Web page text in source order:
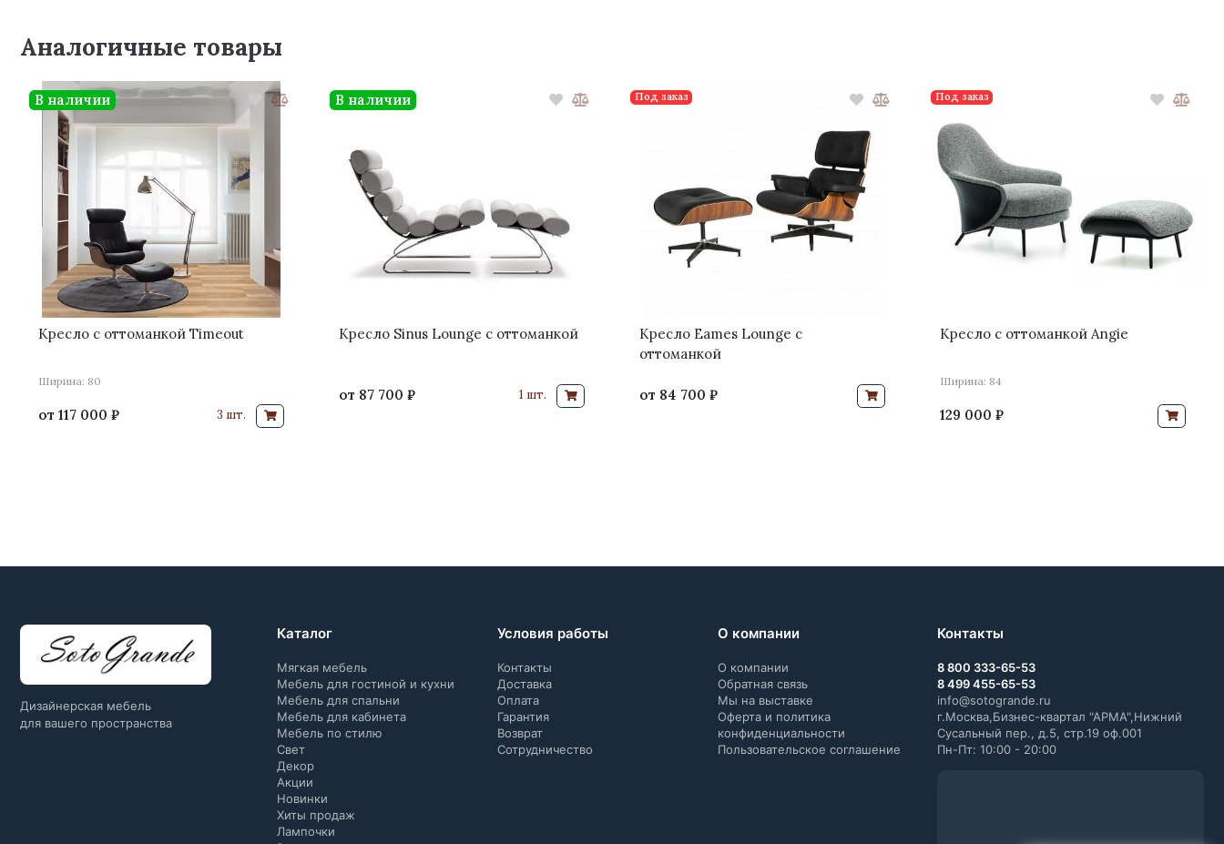
Аналогичные товары
Кресло с оттоманкой Timeout
Ширина: 80
от 117 000 ₽
В наличии
3 шт.
Кресло Sinus Lounge с оттоманкой
от 87 700 ₽
В наличии
1 шт.
Кресло Eames Lounge с
оттоманкой
от 84 700 ₽
Под заказ
Кресло с оттоманкой Angie
Ширина: 84
129 000 ₽
Под заказ
Дизайнерская мебель
для вашего пространства
Каталог
Мягкая мебель
Мебель для гостиной и кухни
Мебель для спальни
Мебель для кабинета
Мебель по стилю
Свет
Декор
Акции
Новинки
Хиты продаж
Лампочки
Условия работы
Контакты
Доставка
Оплата
Гарантия
Возврат
Сотрудничество
О компании
О компании
Обратная связь
Мы на выставке
Оферта и политика
конфиденциальности
Пользовательское соглашение
Контакты
8 800 333-65-53
8 499 455-65-53
info@sotogrande.ru
г.Москва,Бизнес-квартал "АРМА",Нижний
Сусальный пер., д.5, стр.19 оф.001
Пн-Пт: 10:00 - 20:00